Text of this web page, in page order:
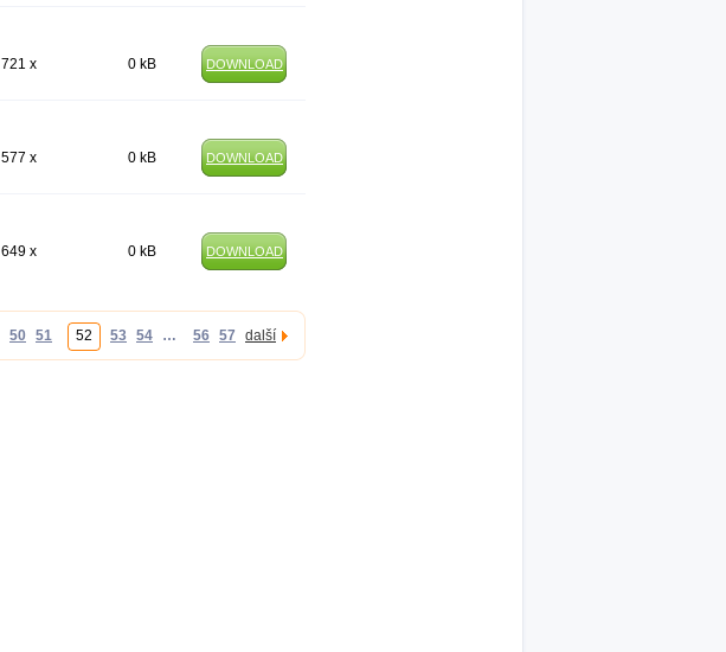
721 x 0 kB DOWNLOAD
577 x 0 kB DOWNLOAD
649 x 0 kB DOWNLOAD
50 51 52 53 54 … 56 57 další